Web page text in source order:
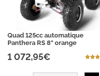
Quad 125cc automatique
Panthera RS 8" orange
1 072,95€